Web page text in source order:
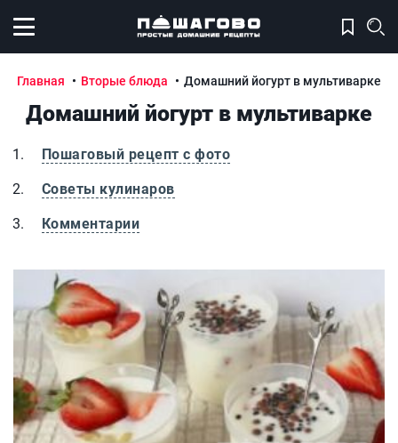
Открыть меню
Главная Вторые блюда Домашний йогурт в мультиварке
Домашний йогурт в мультиварке
Пошаговый рецепт с фото
Советы кулинаров
Комментарии
Домашний йогурт в мультиварке